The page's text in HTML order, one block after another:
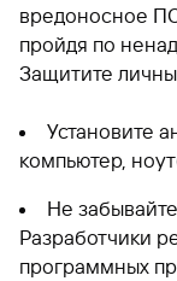
вредоносное
пройдя по
Защитите
Установите
компьютер,
Не
Разработчики
программных